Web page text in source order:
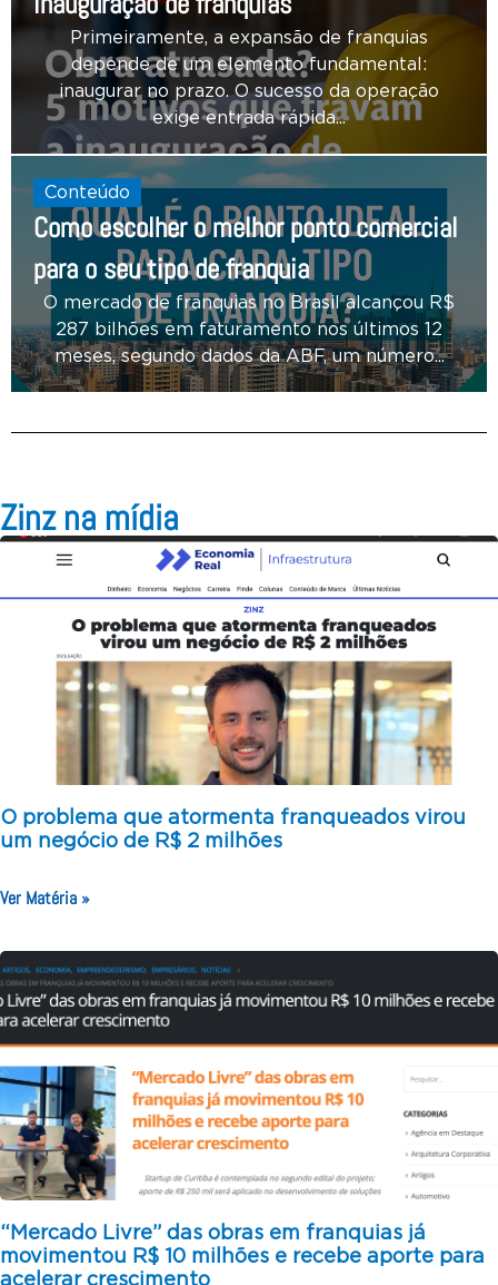
Primeiramente, a expansão de franquias
depende de um elemento fundamental:
inaugurar no prazo. O sucesso da operação
exige entrada rápida...
Conteúdo
Como escolher o melhor ponto comercial
para o seu tipo de franquia
O mercado de franquias no Brasil alcançou R$
287 bilhões em faturamento nos últimos 12
meses, segundo dados da ABF, um número...
Zinz na mídia
O problema que atormenta franqueados virou
um negócio de R$ 2 milhões
Ver Matéria »
“Mercado Livre” das obras em franquias já
movimentou R$ 10 milhões e recebe aporte para
acelerar crescimento